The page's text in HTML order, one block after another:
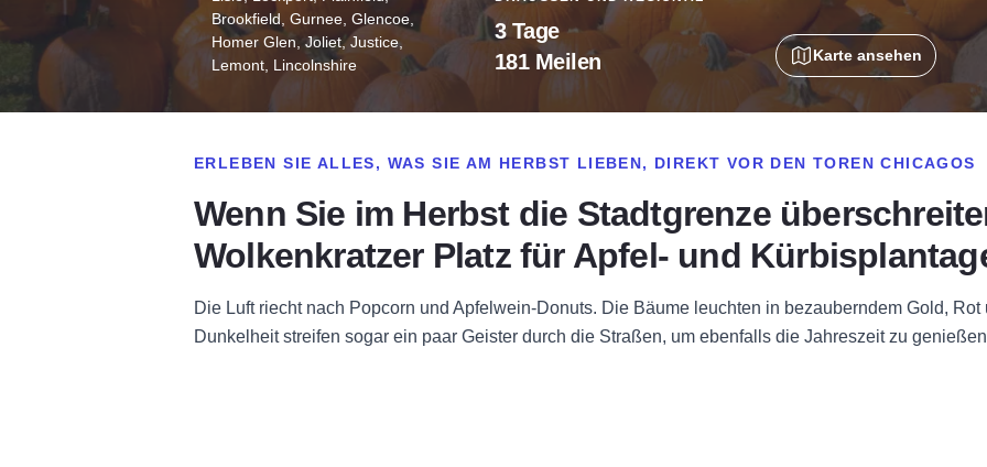
3 Tage
181 Meilen
Brookfield, Gurnee, Glencoe,
Homer Glen, Joliet, Justice,
Lemont, Lincolnshire
Karte ansehen
ERLEBEN SIE ALLES, WAS SIE AM HERBST LIEBEN, DIREKT VOR DEN TOREN CHICAGOS
Wenn Sie im Herbst die Stadtgrenze
Wolkenkratzer Platz für Apfel- und
Die Luft riecht nach Popcorn und Apfelwein-Donuts. Die Bäume leuchten in bezauberndem Gold,
Dunkelheit streifen sogar ein paar Geister durch die Straßen, um ebenfalls die Jahreszeit zu